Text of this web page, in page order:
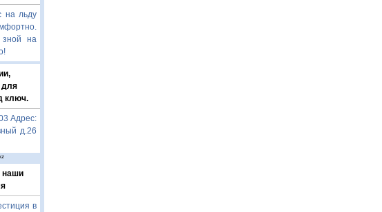
на льду
на
для
ключ.
Адрес:
д.26
наши
в